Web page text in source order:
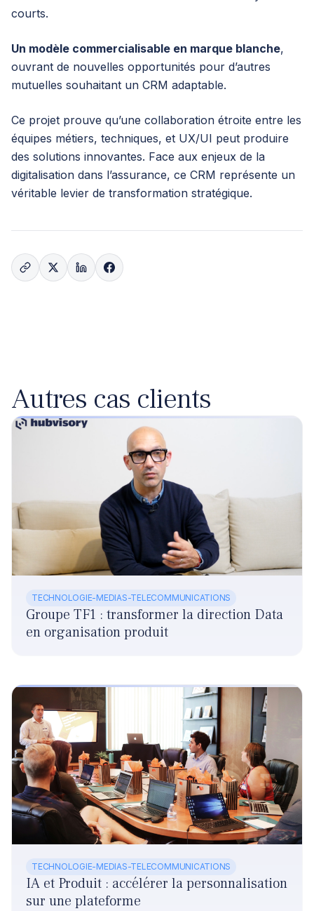
courts.
Un modèle commercialisable en marque blanche,
ouvrant de nouvelles opportunités pour d’autres
mutuelles souhaitant un CRM adaptable.
Ce projet prouve qu’une collaboration étroite entre les
équipes métiers, techniques, et UX/UI peut produire
des solutions innovantes. Face aux enjeux de la
digitalisation dans l’assurance, ce CRM représente un
véritable levier de transformation stratégique.
Autres cas clients
TECHNOLOGIE-MEDIAS-TELECOMMUNICATIONS
Groupe TF1 : transformer la direction Data
en organisation produit
TECHNOLOGIE-MEDIAS-TELECOMMUNICATIONS
IA et Produit : accélérer la personnalisation
sur une plateforme